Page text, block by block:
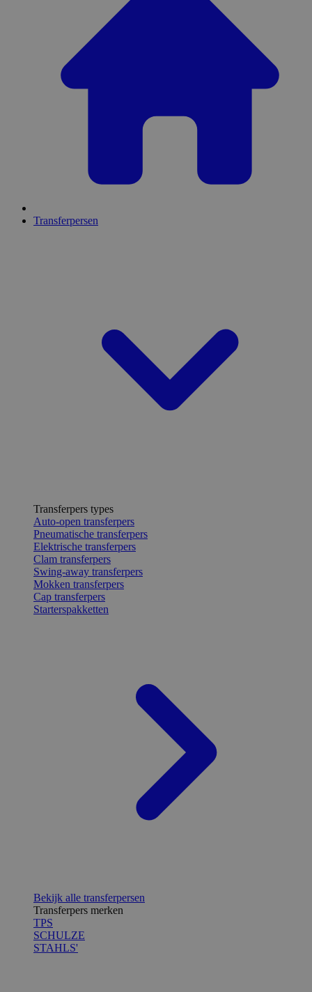
Transferpersen
Transferpers types
Auto-open transferpers
Pneumatische transferpers
Elektrische transferpers
Clam transferpers
Swing-away transferpers
Mokken transferpers
Cap transferpers
Starterspakketten
Bekijk alle transferpersen
Transferpers merken
TPS
SCHULZE
STAHLS'